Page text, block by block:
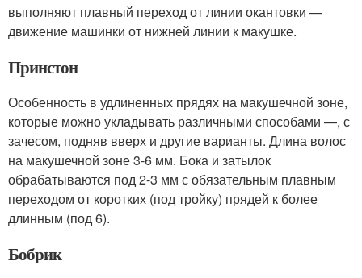
выполняют плавный переход от линии окантовки —
движение машинки от нижней линии к макушке.
Принстон
Особенность в удлиненных прядях на макушечной зоне,
которые можно укладывать различными способами —, с
зачесом, подняв вверх и другие варианты. Длина волос
на макушечной зоне 3-6 мм. Бока и затылок
обрабатываются под 2-3 мм с обязательным плавным
переходом от коротких (под тройку) прядей к более
длинным (под 6).
Бобрик